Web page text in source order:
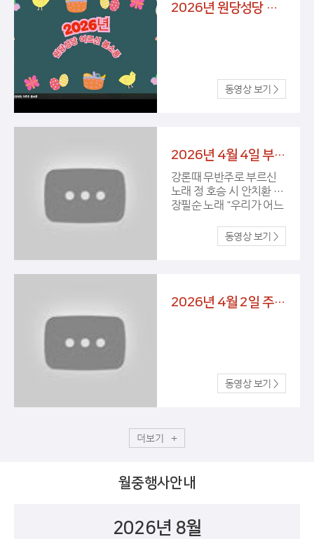
2026년 원당성당 어르신 봄 소풍 동영상
2026년 4월 4일 부활 성야 미사
강론때 무반주로 부르신
노래 정 호승 시 안치환 @
장필순 노래 "우리가 어느
2026년 4월 2일 주님 만찬 성 목요일
더보기
월중행사안내
2026년 8월